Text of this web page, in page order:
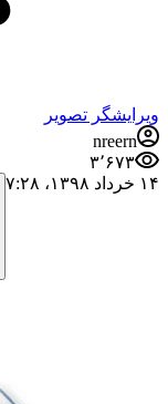
ویرایشگر تصویر
nreern
۳٬۶۷۳
۱۴ خرداد ۱۳۹۸،‏ ۷:۲۸